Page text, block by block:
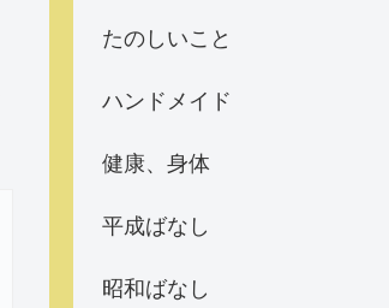
たのしいこと
ハンドメイド
健康、身体
平成ばなし
昭和ばなし